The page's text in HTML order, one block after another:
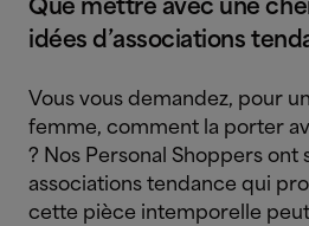
Que mettre avec une
idées d’associations
Vous vous demandez, pour
femme, comment la porter
? Nos Personal Shoppers ont
associations tendance qui
cette pièce intemporelle